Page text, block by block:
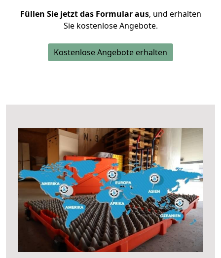
Füllen Sie jetzt das Formular aus, und erhalten
Sie kostenlose Angebote.
Kostenlose Angebote erhalten